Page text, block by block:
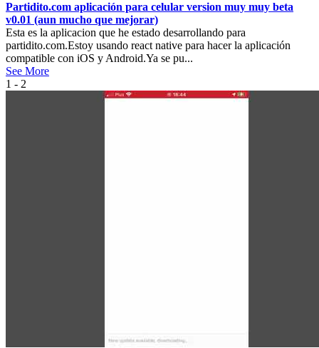
Partidito.com aplicación para celular version muy muy beta
v0.01 (aun mucho que mejorar)
Esta es la aplicacion que he estado desarrollando para
partidito.com.Estoy usando react native para hacer la aplicación
compatible con iOS y Android.Ya se pu...
See More
1 - 2